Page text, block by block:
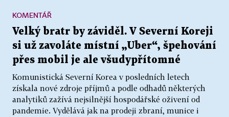
Velký bratr by záviděl. V Severní Koreji
si už zavoláte místní „Uber“, špehování
přes mobil je ale všudypřítomné
Komunistická Severní Korea v posledních letech
získala nové zdroje příjmů a podle odhadů některých
analytiků zažívá nejsilnější hospodářské oživení od
pandemie. Vydělává jak na prodeji zbraní, munice i
KOMENTÁŘ